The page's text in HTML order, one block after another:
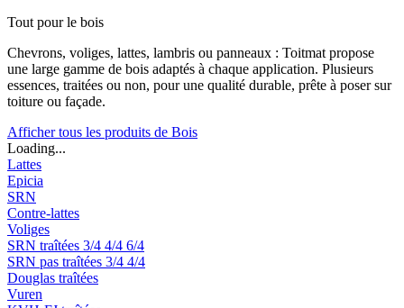
Tout pour le bois
Chevrons, voliges, lattes, lambris ou panneaux : Toitmat propose
une large gamme de bois adaptés à chaque application. Plusieurs
essences, traitées ou non, pour une qualité durable, prête à poser sur
toiture ou façade.
Afficher tous les produits de Bois
Loading...
Lattes
Epicia
SRN
Contre-lattes
Voliges
SRN traîtées 3/4 4/4 6/4
SRN pas traîtées 3/4 4/4
Douglas traîtées
Vuren